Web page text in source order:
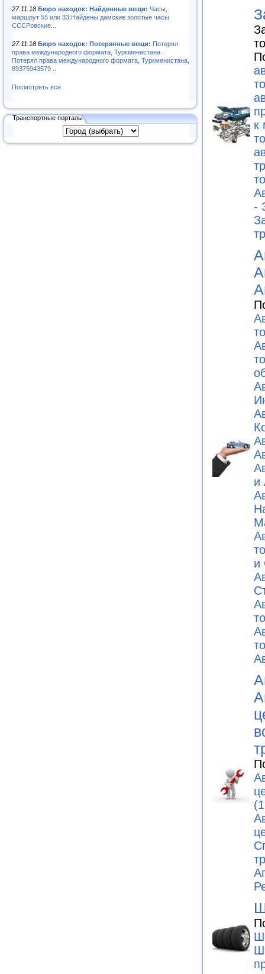
27.11.18 Бюро находок: Найденные вещи: Часы,
маршрут 55 или 33.Найдены дамские золотые часы
СССРовские...
27.11.18 Бюро находок: Потерянные вещи: Потерял
права международного формата, Туркменистана .
Потерял права международного формата, Туркменистана,
89375943579 ..
Посмотреть все
Транспортные порталы
к
-
и
и